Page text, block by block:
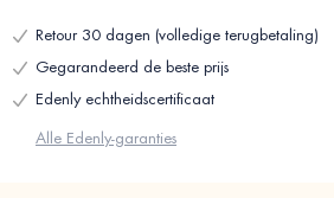
Retour 30 dagen (volledige terugbetaling)
Gegarandeerd de beste prijs
Edenly echtheidscertificaat
Alle Edenly-garanties